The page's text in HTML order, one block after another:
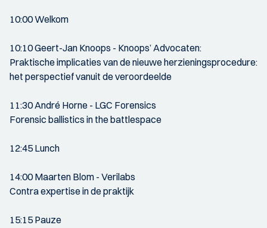
10:00 Welkom
10:10 Geert-Jan Knoops - Knoops’ Advocaten:
Praktische implicaties van de nieuwe herzieningsprocedure:
het perspectief vanuit de veroordeelde
11:30 André Horne - LGC Forensics
Forensic ballistics in the battlespace
12:45 Lunch
14:00 Maarten Blom - Verilabs
Contra expertise in de praktijk
15:15 Pauze